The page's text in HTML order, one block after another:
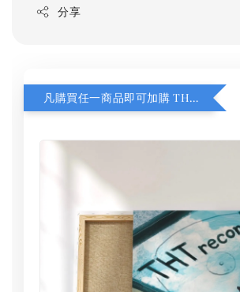
分享
凡購買任一商品即可加購 THT 九週年 同一片天空 無框畫 30 x 30 cm 附掛勾 (黑膠封面大小）